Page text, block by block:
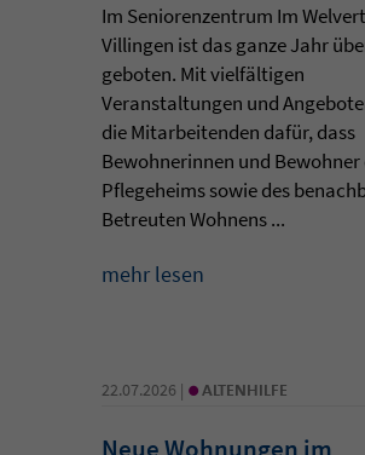
Im Seniorenzentrum Im
Villingen ist das ganze Jahr
geboten. Mit vielfältigen
Veranstaltungen und
die Mitarbeitenden dafür, dass
Bewohnerinnen und Bewohner
Pflegeheims sowie des
Betreuten Wohnens ...
mehr lesen
22.07.2026 | • ALTENHILFE
Neue Wohnungen im